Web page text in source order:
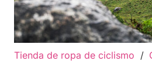
Tienda de ropa de ciclismo /